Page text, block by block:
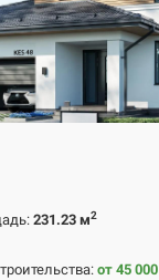
231.23 м2
от 45 000